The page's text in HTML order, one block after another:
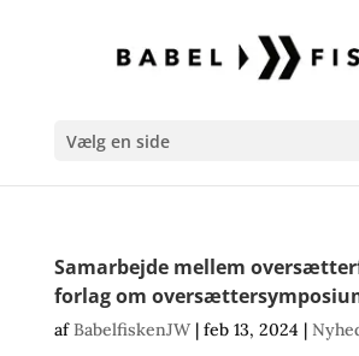
Vælg en side
Samarbejde mellem
forlag om
afBabelfiskenJW| feb 13, 2024 |